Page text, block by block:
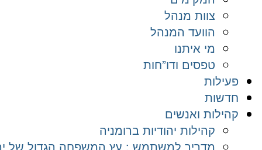
צוות מנהל
הוועד המנהל
מי איתנו
טפסים ודו”חות
פעילות
חדשות
קהילות ואנשים
קהילות יהודיות ברומניה
מדריך למשתמש : עץ המשפחה הגדול של